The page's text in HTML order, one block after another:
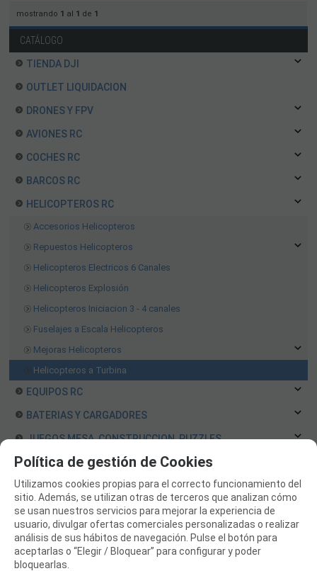
mostrando 1 al 1 de 1
CATÁLOGO
TIENDA DJI
OUTLET LIQUIDACION
DRONES Y FPV
AVIONES RC
COCHES RC
BARCOS RC
HELICOPTEROS RC
Accesorios Helicopteros
Repuestos Helicopteros
Helicopteros Electricos 6 Canales
Helicopteros Explosión
Helicopteros Iniciacion 3 - 4 canales
Fuselajes a Escala Helicopteros
Mejoras Helicopteros
Helicopteros a Turbina
EQUIPOS RC
BATERIAS Y CARGADORES
JUEGOS MESA, CONSTRUCCION, PUZZLES
FILAMENTO IMPRESORA 3D
MOTORES Y ACCESORIOS
CURSOS Y TALLERES
ACCESORIOS, HERRAMIENTAS, PINTURAS, MATERIALES
MAQUETAS ESTÁTICAS Y COLECCIÓN
Política de gestión de Cookies
Utilizamos cookies propias para el correcto funcionamiento del
sitio. Además, se utilizan otras de terceros que analizan cómo
se usan nuestros servicios para mejorar la experiencia de
usuario, divulgar ofertas comerciales personalizadas o realizar
análisis de sus hábitos de navegación. Pulse el botón para
aceptarlas o “Elegir / Bloquear” para configurar y poder
bloquearlas.